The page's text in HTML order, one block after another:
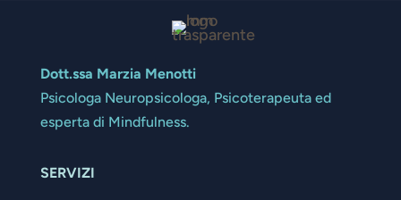
Dott.ssa Marzia Menotti
Psicologa Neuropsicologa, Psicoterapeuta ed
esperta di Mindfulness.
SERVIZI